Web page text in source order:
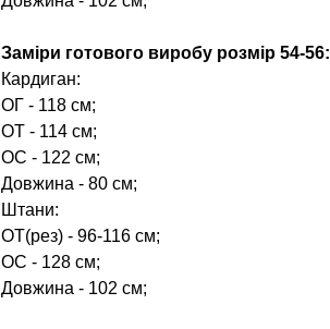
Заміри готового виробу розмір 54-56:
Кардиган:
ОГ - 118 см;
ОТ - 114 см;
ОС - 122 см;
Довжина - 80 см;
Штани:
ОТ(рез) - 96-116 см;
ОС - 128 см;
Довжина - 102 см;